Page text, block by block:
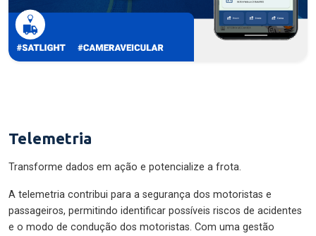
Telemetria
Transforme dados em ação e potencialize a frota.
A telemetria contribui para a segurança dos motoristas e
passageiros, permitindo identificar possíveis riscos de acidentes
e o modo de condução dos motoristas. Com uma gestão